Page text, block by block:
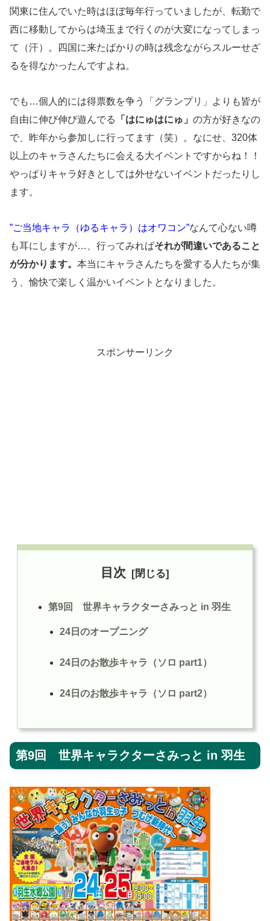
関東に住んでいた時はほぼ毎年行っていましたが、転勤で
西に移動してからは埼玉まで行くのが大変になってしまっ
て（汗）。四国に来たばかりの時は残念ながらスルーせざ
るを得なかったんですよね。
でも…個人的には得票数を争う「グランプリ」よりも皆が
自由に伸び伸び遊んでる
「はにゅはにゅ」 の方が好きなの
で、昨年から参加しに行ってます（笑）。なにせ、320体
以上のキャラさんたちに会える大イベントですからね！！
やっぱりキャラ好きとしては外せないイベントだったりし
ます。
”ご当地キャラ（ゆるキャラ）はオワコン”なんて心ない噂
も耳にしますが…、行ってみればそれが間違いであること
が分かります。 本当にキャラさんたちを愛する人たちが集
う、愉快で楽しく温かいイベントとなりました。
スポンサーリンク
目次
第9回 世界キャラクターさみっと in 羽生
24日のオープニング
24日のお散歩キャラ（ソロ part1）
24日のお散歩キャラ（ソロ part2）
第9回 世界キャラクターさみっと in 羽生